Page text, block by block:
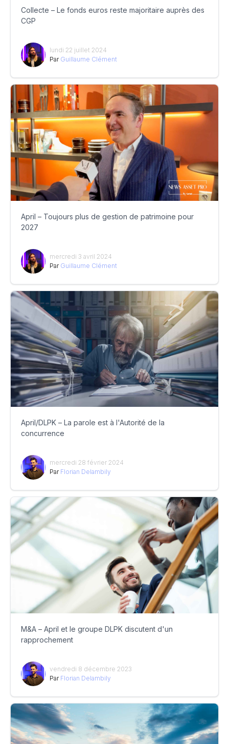
Collecte – Le fonds euros reste majoritaire auprès des
CGP
lundi 22 juillet 2024
Par Guillaume Clément
April – Toujours plus de gestion de patrimoine pour
2027
mercredi 3 avril 2024
Par Guillaume Clément
April/DLPK – La parole est à l'Autorité de la
concurrence
mercredi 28 février 2024
Par Florian Delambily
M&A – April et le groupe DLPK discutent d'un
rapprochement
vendredi 8 décembre 2023
Par Florian Delambily